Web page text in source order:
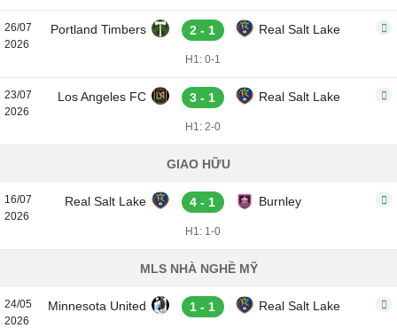
26/07
2026
Portland Timbers 2 - 1 Real Salt Lake
H1: 0-1
23/07
2026
Los Angeles FC 3 - 1 Real Salt Lake
H1: 2-0
GIAO HỮU
16/07
2026
Real Salt Lake 4 - 1 Burnley
H1: 1-0
MLS NHÀ NGHỀ MỸ
24/05
2026
Minnesota United 1 - 1 Real Salt Lake